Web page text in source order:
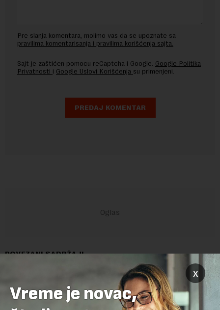
Pre slanja komentara, molimo vas da se upoznate sa
pravilima komentarisanja i pravilima korišćenja sajta.
Sajt je zaštićen pomocu reCaptcha i Google. Google Politika
Privatnosti i Google Uslovi Korišćenja su primenjeni.
POVEZANI SADRŽAJI
x
Vreme je novac,